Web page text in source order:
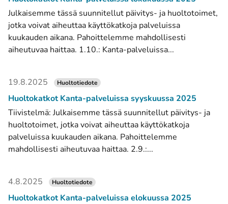
Julkaisemme tässä suunnitellut päivitys- ja huoltotoimet,
jotka voivat aiheuttaa käyttökatkoja palveluissa
kuukauden aikana. Pahoittelemme mahdollisesti
aiheutuvaa haittaa. 1.10.: Kanta-palveluissa...
19.8.2025 Huoltotiedote
Huoltokatkot Kanta-palveluissa syyskuussa 2025
Tiivistelmä: Julkaisemme tässä suunnitellut päivitys- ja
huoltotoimet, jotka voivat aiheuttaa käyttökatkoja
palveluissa kuukauden aikana. Pahoittelemme
mahdollisesti aiheutuvaa haittaa. 2.9.:...
4.8.2025 Huoltotiedote
Huoltokatkot Kanta-palveluissa elokuussa 2025